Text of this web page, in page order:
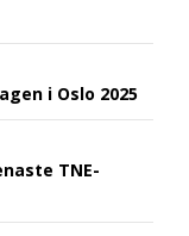
i Oslo 2025
TNE-